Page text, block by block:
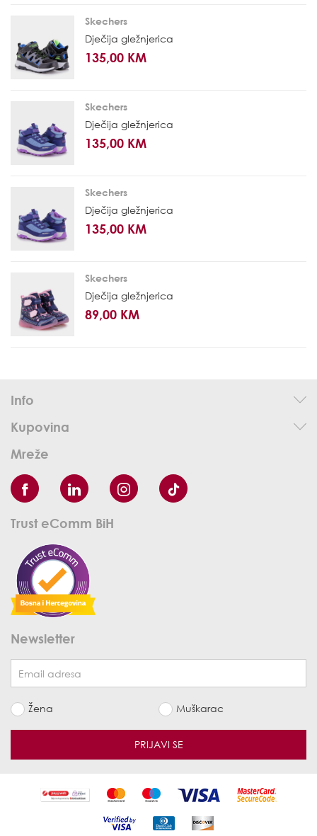
Skechers
Dječija gležnjerica
135,00 KM
Skechers
Dječija gležnjerica
135,00 KM
Skechers
Dječija gležnjerica
135,00 KM
Skechers
Dječija gležnjerica
89,00 KM
Info
Kupovina
Mreže
Trust eComm BiH
Newsletter
Žena Muškarac
PRIJAVI SE